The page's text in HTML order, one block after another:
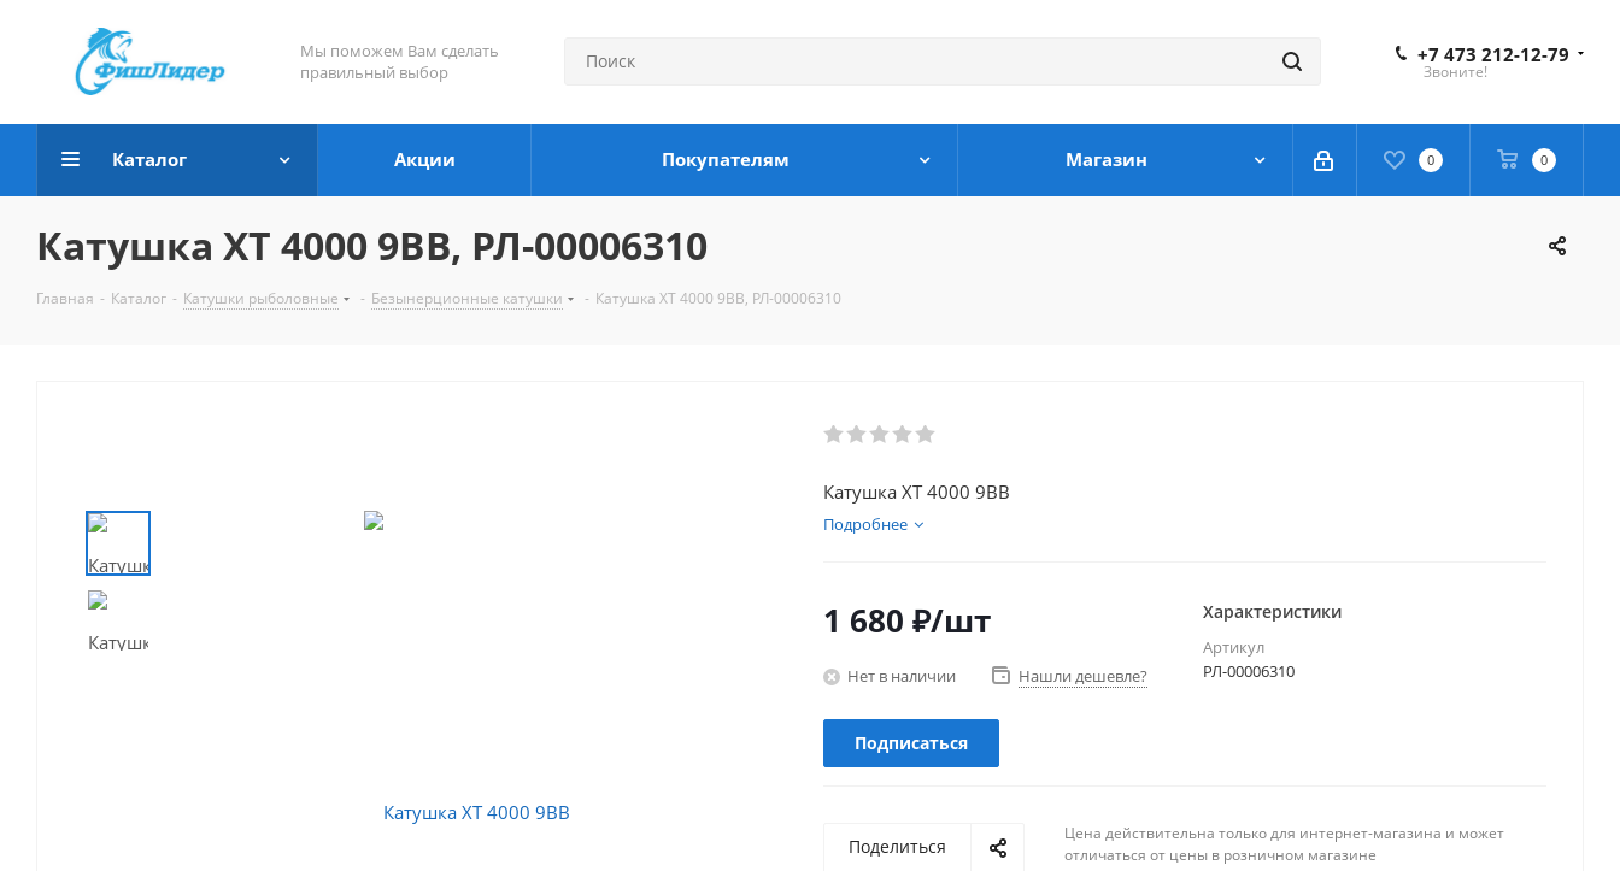
Мы поможем Вам сделать
правильный выбор
+7 473 212-12-79
Звоните!
0 0
Каталог Акции Покупателям Магазин
Катушка XT 4000 9BB, РЛ-00006310
Главная - Каталог - Катушки рыболовные - Безынерционные катушки - Катушка XT 4000 9BB, РЛ-00006310
Катушка XT 4000 9BB
Подробнее
1 680 ₽/шт
Нет в наличии Нашли дешевле?
Подписаться
Характеристики
Артикул
РЛ-00006310
Поделиться
Цена действительна только для интернет-магазина и может
отличаться от цены в розничном магазине